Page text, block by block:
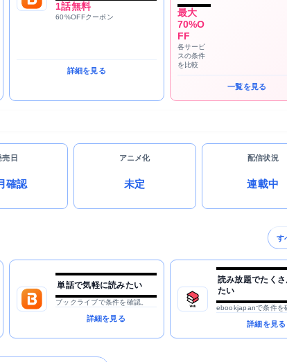
1話無料
60%OFFクーポン
詳細を見る
最大
70%O
FF
各サービ
スの条件
を比較
一覧を見る
売日
確認
アニメ化
未定
配信状況
連載中
す
単話で気軽に読みたい
ブックライブで条件を確認。
詳細を見る
読み放題でたく
たい
ebookjapanで条件を
詳細を見る